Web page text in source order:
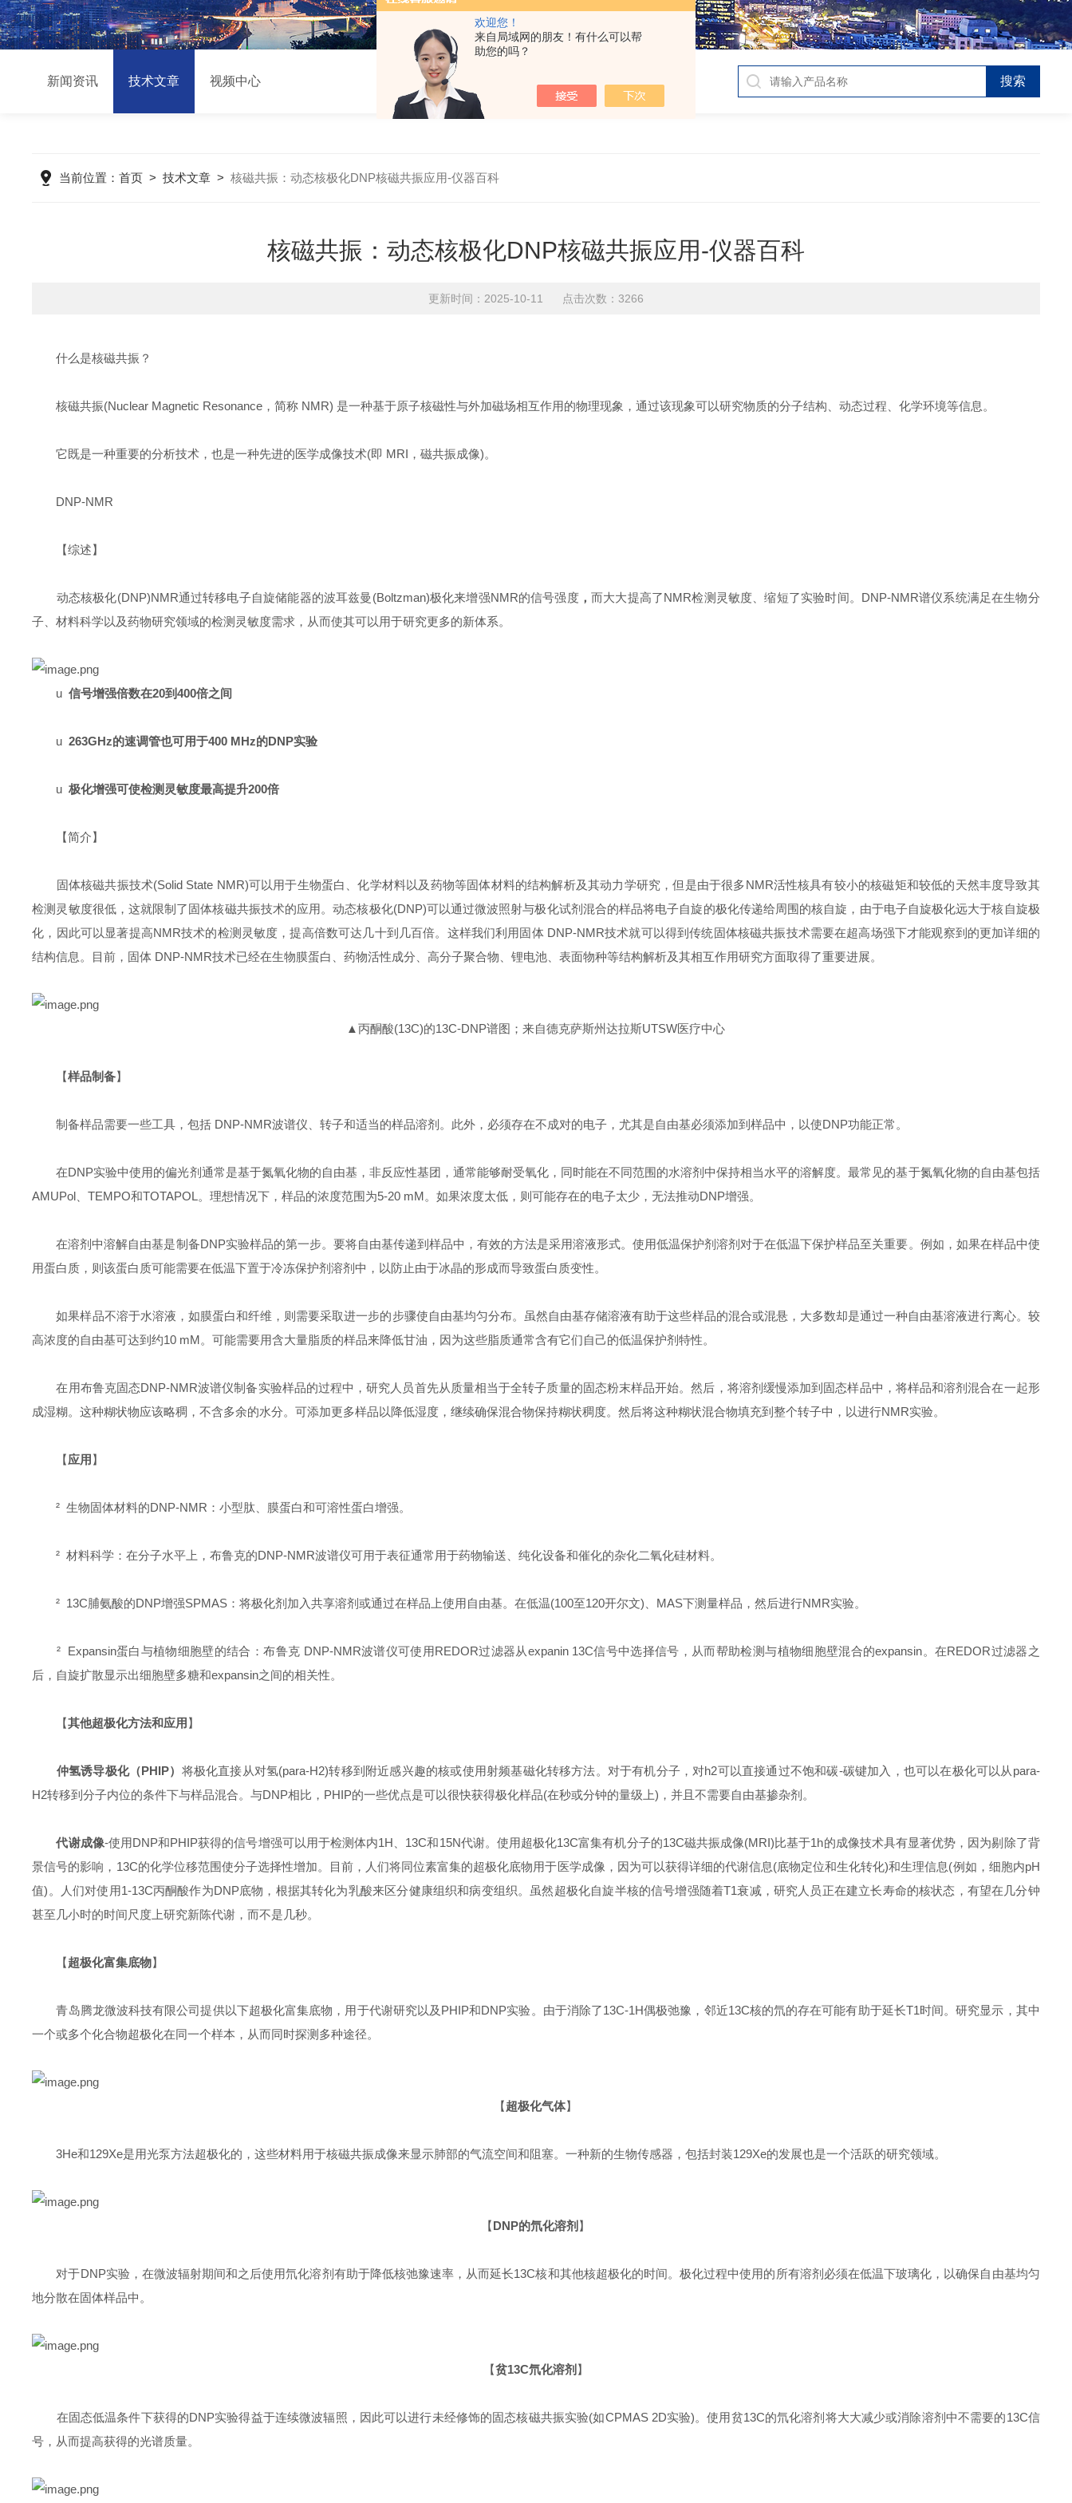
欢迎您！
来自局域网的朋友！有什么可以帮
助您的吗？
新闻资讯 技术文章 视频中心
当前位置：首页 >技术文章 >核磁共振：动态核极化DNP核磁共振应用-仪器百科
核磁共振：动态核极化DNP核磁共振应用-仪器百科
更新时间：2025-10-11 点击次数：3266
什么是核磁共振？
​​核磁共振(Nuclear Magnetic Resonance，简称 NMR)​​ 是一种基于​​原子核磁性​​与​​外加磁场相互作用​​的物理现象，通过该现象可以研究物质的​​分子结构、动态过程、化学环境​​等信息。
它既是一种重要的​​分析技术​​，也是一种先进的​​医学成像技术(即 MRI，磁共振成像)​​。
DNP-NMR
【综述】
动态核极化(DNP)NMR通过转移电子自旋储能器的波耳兹曼(Boltzman)极化来增强NMR的信号强度，而大大提高了NMR检测灵敏度、缩短了实验时间。DNP-NMR谱仪系统满足在生物分
子、材料科学以及药物研究领域的检测灵敏度需求，从而使其可以用于研究更多的新体系。
u信号增强倍数在20到400倍之间
u263GHz的速调管也可用于400 MHz的DNP实验
u极化增强可使检测灵敏度最高提升200倍
【简介】
固体核磁共振技术(Solid State NMR)可以用于生物蛋白、化学材料以及药物等固体材料的结构解析及其动力学研究，但是由于很多NMR活性核具有较小的核磁矩和较低的天然丰度导致其
检测灵敏度很低，这就限制了固体核磁共振技术的应用。动态核极化(DNP)可以通过微波照射与极化试剂混合的样品将电子自旋的极化传递给周围的核自旋，由于电子自旋极化远大于核自旋极
化，因此可以显著提高NMR技术的检测灵敏度，提高倍数可达几十到几百倍。这样我们利用固体 DNP-NMR技术就可以得到传统固体核磁共振技术需要在超高场强下才能观察到的更加详细的
结构信息。目前，固体 DNP-NMR技术已经在生物膜蛋白、药物活性成分、高分子聚合物、锂电池、表面物种等结构解析及其相互作用研究方面取得了重要进展。
▲丙酮酸(13C)的13C-DNP谱图；来自德克萨斯州达拉斯UTSW医疗中心
【样品制备】
制备样品需要一些工具，包括 DNP-NMR波谱仪、转子和适当的样品溶剂。此外，必须存在不成对的电子，尤其是自由基必须添加到样品中，以使DNP功能正常。
在DNP实验中使用的偏光剂通常是基于氮氧化物的自由基，非反应性基团，通常能够耐受氧化，同时能在不同范围的水溶剂中保持相当水平的溶解度。最常见的基于氮氧化物的自由基包括
AMUPol、TEMPO和TOTAPOL。理想情况下，样品的浓度范围为5-20 mM。如果浓度太低，则可能存在的电子太少，无法推动DNP增强。
在溶剂中溶解自由基是制备DNP实验样品的第一步。要将自由基传递到样品中，有效的方法是采用溶液形式。使用低温保护剂溶剂对于在低温下保护样品至关重要。例如，如果在样品中使
用蛋白质，则该蛋白质可能需要在低温下置于冷冻保护剂溶剂中，以防止由于冰晶的形成而导致蛋白质变性。
如果样品不溶于水溶液，如膜蛋白和纤维，则需要采取进一步的步骤使自由基均匀分布。虽然自由基存储溶液有助于这些样品的混合或混悬，大多数却是通过一种自由基溶液进行离心。较
高浓度的自由基可达到约10 mM。可能需要用含大量脂质的样品来降低甘油，因为这些脂质通常含有它们自己的低温保护剂特性。
在用布鲁克固态DNP-NMR波谱仪制备实验样品的过程中，研究人员首先从质量相当于全转子质量的固态粉末样品开始。然后，将溶剂缓慢添加到固态样品中，将样品和溶剂混合在一起形
成湿糊。这种糊状物应该略稠，不含多余的水分。可添加更多样品以降低湿度，继续确保混合物保持糊状稠度。然后将这种糊状混合物填充到整个转子中，以进行NMR实验。
【应用 】
² 生物固体材料的DNP-NMR：小型肽、膜蛋白和可溶性蛋白增强。
² 材料科学：在分子水平上，布鲁克的DNP-NMR波谱仪可用于表征通常用于药物输送、纯化设备和催化的杂化二氧化硅材料。
² 13C脯氨酸的DNP增强SPMAS：将极化剂加入共享溶剂或通过在样品上使用自由基。在低温(100至120开尔文)、MAS下测量样品，然后进行NMR实验。
² Expansin蛋白与植物细胞壁的结合：布鲁克 DNP-NMR波谱仪可使用REDOR过滤器从expanin 13C信号中选择信号，从而帮助检测与植物细胞壁混合的expansin。在REDOR过滤器之
后，自旋扩散显示出细胞壁多糖和expansin之间的相关性。
【其他超极化方法和应用 】
仲氢诱导极化（PHIP） 将极化直接从对氢(para-H2)转移到附近感兴趣的核或使用射频基磁化转移方法。对于有机分子，对h2可以直接通过不饱和碳-碳键加入，也可以在极化可以从para-
H2转移到分子内位的条件下与样品混合。与DNP相比，PHIP的一些优点是可以很快获得极化样品(在秒或分钟的量级上)，并且不需要自由基掺杂剂。
代谢成像-使用DNP和PHIP获得的信号增强可以用于检测体内1H、13C和15N代谢。使用超极化13C富集有机分子的13C磁共振成像(MRI)比基于1h的成像技术具有显著优势，因为剔除了背
景信号的影响，13C的化学位移范围使分子选择性增加。目前，人们将同位素富集的超极化底物用于医学成像，因为可以获得详细的代谢信息(底物定位和生化转化)和生理信息(例如，细胞内pH
值)。人们对使用1-13C丙酮酸作为DNP底物，根据其转化为乳酸来区分健康组织和病变组织。虽然超极化自旋半核的信号增强随着T1衰减，研究人员正在建立长寿命的核状态，有望在几分钟
甚至几小时的时间尺度上研究新陈代谢，而不是几秒。
【超极化富集底物】
青岛腾龙微波科技有限公司提供以下超极化富集底物，用于代谢研究以及PHIP和DNP实验。由于消除了13C-1H偶极弛豫，邻近13C核的氘的存在可能有助于延长T1时间。研究显示，其中
一个或多个化合物超极化在同一个样本，从而同时探测多种途径。
【超极化气体】
3He和129Xe是用光泵方法超极化的，这些材料用于核磁共振成像来显示肺部的气流空间和阻塞。一种新的生物传感器，包括封装129Xe的发展也是一个活跃的研究领域。
【DNP的氘化溶剂 】
对于DNP实验，在微波辐射期间和之后使用氘化溶剂有助于降低核弛豫速率，从而延长13C核和其他核超极化的时间。极化过程中使用的所有溶剂必须在低温下玻璃化，以确保自由基均匀
地分散在固体样品中。
【贫13C氘化溶剂 】
在固态低温条件下获得的DNP实验得益于连续微波辐照，因此可以进行未经修饰的固态核磁共振实验(如CPMAS 2D实验)。使用贫13C的氘化溶剂将大大减少或消除溶剂中不需要的13C信
号，从而提高获得的光谱质量。